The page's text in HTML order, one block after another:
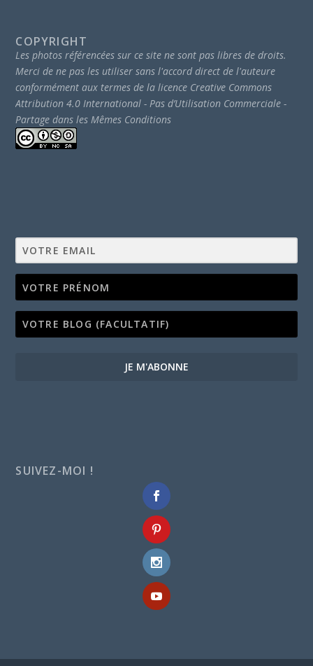
COPYRIGHT
Les photos référencées sur ce site ne sont pas libres de droits.
Merci de ne pas les utiliser sans l'accord direct de l'auteure
conformément aux termes de la licence Creative Commons
Attribution 4.0 International - Pas d’Utilisation Commerciale -
Partage dans les Mêmes Conditions
JE M'ABONNE
SUIVEZ-MOI !